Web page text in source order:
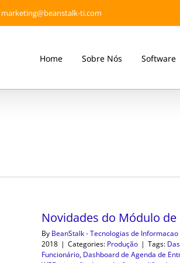
marketing@beanstalk-ti.com
Home Sobre Nós Software
Novidades do Módulo de
By BeanStalk - Tecnologias de Informacao
2018 | Categories: Produção | Tags:
Funcionário, Dashboard de Agenda de